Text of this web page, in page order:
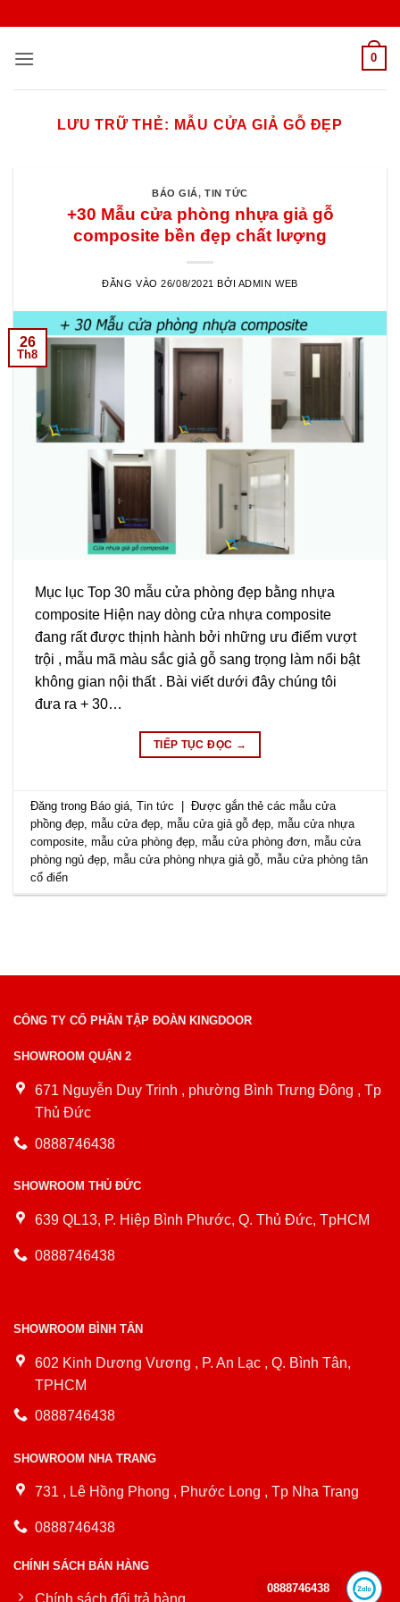
nội
0
LƯU TRỮ THẺ: MẪU CỬA GIẢ GỖ ĐẸP
BÁO GIÁ,TIN TỨC
+30 Mẫu cửa phòng nhựa giả gỗ
composite bền đẹp chất lượng
ĐĂNG VÀO26/08/2021 BỞI ADMIN WEB
26
Th8
Mục lục Top 30 mẫu cửa phòng đẹp bằng nhựa
composite Hiện nay dòng cửa nhựa composite
đang rất được thịnh hành bởi những ưu điểm vượt
trội , mẫu mã màu sắc giả gỗ sang trọng làm nổi bật
không gian nội thất . Bài viết dưới đây chúng tôi
đưa ra + 30…
TIẾP TỤC ĐỌC →
Đăng trong Báo giá ,Tin tức | Được gắn thẻcác mẫu cửa
phồng đẹp ,mẫu cửa đẹp ,mẫu cửa giả gỗ đẹp ,mẫu cửa nhựa
composite ,mẫu cửa phòng đẹp ,mẫu cửa phòng đơn ,mẫu cửa
phòng ngủ đẹp ,mẫu cửa phòng nhựa giả gỗ ,mẫu cửa phòng tân
cổ điển
CÔNG TY CỔ PHẦN TẬP ĐOÀN KINGDOOR
SHOWROOM QUẬN 2
671 Nguyễn Duy Trinh , phường Bình Trưng Đông , Tp
Thủ Đức
0888746438
SHOWROOM THỦ ĐỨC
639 QL13, P. Hiệp Bình Phước, Q. Thủ Đức, TpHCM
0888746438
SHOWROOM BÌNH TÂN
602 Kinh Dương Vương , P. An Lạc , Q. Bình Tân,
TPHCM
0888746438
SHOWROOM NHA TRANG
731 , Lê Hồng Phong , Phước Long , Tp Nha Trang
0888746438
CHÍNH SÁCH BÁN HÀNG
0888746438